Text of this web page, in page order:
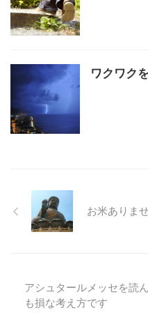
ワクワク
お米ありま
アシュタールメッセを読
も損な考え方です